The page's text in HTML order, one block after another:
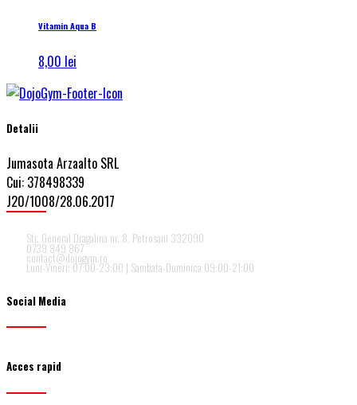
Vitamin Aqua B
8,00 lei
Detalii
Jumasota Arzaalto SRL
Cui: 378498339
J20/1008/28.06.2017
Str. General Dragalina nr. 8, Petrosani 332090
0739 849 867
contact@dojogym.ro
Luni-Vineri: 07:00-23:00 | Sambata-Duminica 09:00-21:00
Social Media
Acces rapid